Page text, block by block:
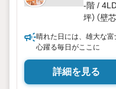
-階 /
坪）（壁芯
晴れた日には、雄大な富
心躍る毎日がここに
詳細を見る